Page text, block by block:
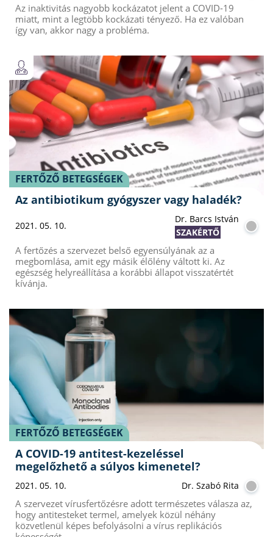
Az inaktivitás nagyobb kockázatot jelent a COVID-19
miatt, mint a legtöbb kockázati tényező. Ha ez valóban
így van, akkor nagy a probléma.
FERTŐZŐ BETEGSÉGEK
Az antibiotikum gyógyszer vagy haladék?
2021. 05. 10.
Dr. Barcs István
SZAKÉRTŐ
A fertőzés a szervezet belső egyensúlyának az a
megbomlása, amit egy másik élőlény váltott ki. Az
egészség helyreállítása a korábbi állapot visszatértét
kívánja.
FERTŐZŐ BETEGSÉGEK
A COVID-19 antitest-kezeléssel
megelőzhető a súlyos kimenetel?
2021. 05. 10. Dr. Szabó Rita
A szervezet vírusfertőzésre adott természetes válasza az,
hogy antitesteket termel, amelyek közül néhány
közvetlenül képes befolyásolni a vírus replikációs